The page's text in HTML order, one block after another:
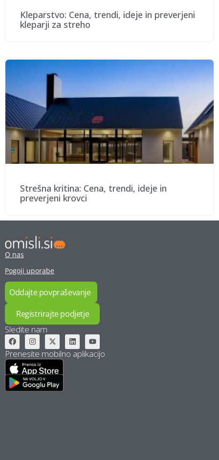
Kleparstvo: Cena, trendi, ideje in preverjeni
kleparji za streho
Strešna kritina: Cena, trendi, ideje in
preverjeni krovci
O nas
Pogoji uporabe
Oddajte povpraševanje
Registrirajte podjetje
Sledite nam
Prenesite mobilno aplikacijo